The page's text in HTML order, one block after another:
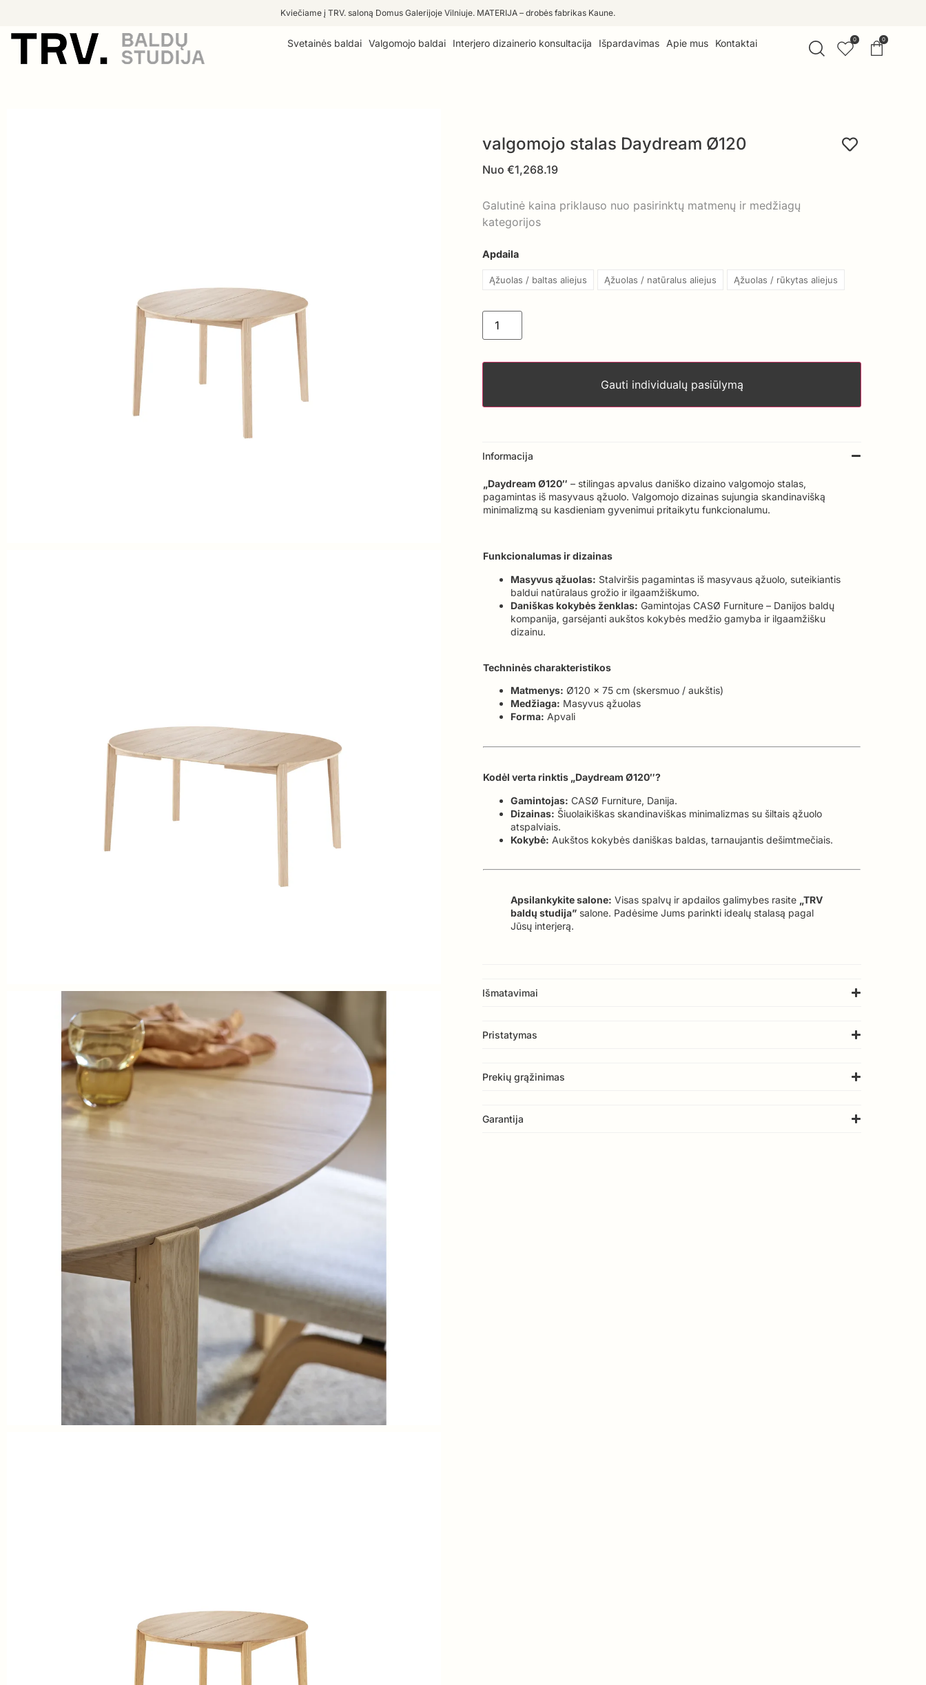
Kviečiame į TRV. saloną Domus Galerijoje Vilniuje. MATERIJA – drobės fabrikas Kaune.
Svetainės baldai Valgomojo baldai Interjero dizainerio konsultacija Išpardavimas Apie mus Kontaktai 0 0
valgomojo stalas Daydream Ø120
Nuo €1,268.19
Galutinė kaina priklauso nuo pasirinktų matmenų ir medžiagų
kategorijos
Apdaila
Ąžuolas / baltas aliejus Ąžuolas / natūralus aliejus Ąžuolas / rūkytas aliejus
Gauti individualų pasiūlymą
Informacija
„Daydream Ø120″ – stilingas apvalus daniško dizaino valgomojo stalas,
pagamintas iš masyvaus ąžuolo. Valgomojo dizainas sujungia skandinavišką
minimalizmą su kasdieniam gyvenimui pritaikytu funkcionalumu.
Funkcionalumas ir dizainas
Masyvus ąžuolas: Stalviršis pagamintas iš masyvaus ąžuolo, suteikiantis
baldui natūralaus grožio ir ilgaamžiškumo.
Daniškas kokybės ženklas: Gamintojas CASØ Furniture – Danijos baldų
kompanija, garsėjanti aukštos kokybės medžio gamyba ir ilgaamžišku
dizainu.
Techninės charakteristikos
Matmenys: Ø120 x 75 cm (skersmuo / aukštis)
Medžiaga: Masyvus ąžuolas
Forma: Apvali
Kodėl verta rinktis „Daydream Ø120″?
Gamintojas: CASØ Furniture, Danija.
Dizainas: Šiuolaikiškas skandinaviškas minimalizmas su šiltais ąžuolo
atspalviais.
Kokybė: Aukštos kokybės daniškas baldas, tarnaujantis dešimtmečiais.
Apsilankykite salone: Visas spalvų ir apdailos galimybes rasite „TRV
baldų studija” salone. Padėsime Jums parinkti idealų stalasą pagal
Jūsų interjerą.
Išmatavimai
Pristatymas
Prekių grąžinimas
Garantija